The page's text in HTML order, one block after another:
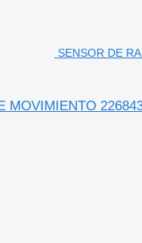
SENSOR DE
MOVIMIENTO